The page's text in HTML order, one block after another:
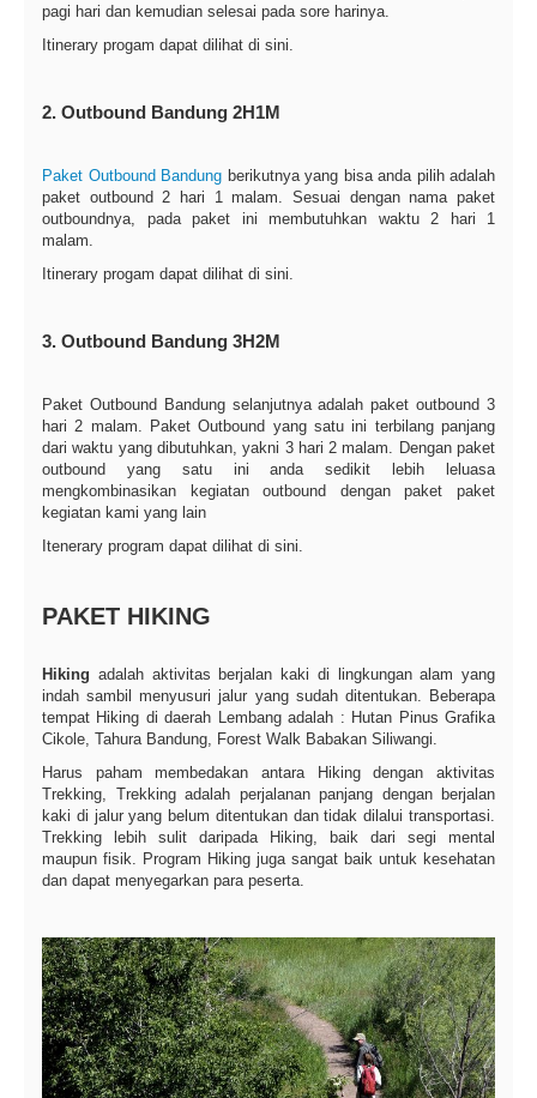
pagi hari dan kemudian selesai pada sore harinya.
Itinerary progam dapat dilihat di sini.
2. Outbound Bandung 2H1M
Paket Outbound Bandung berikutnya yang bisa anda pilih adalah
paket outbound 2 hari 1 malam. Sesuai dengan nama paket
outboundnya, pada paket ini membutuhkan waktu 2 hari 1
malam.
Itinerary progam dapat dilihat di sini.
3. Outbound Bandung 3H2M
Paket Outbound Bandung selanjutnya adalah paket outbound 3
hari 2 malam. Paket Outbound yang satu ini terbilang panjang
dari waktu yang dibutuhkan, yakni 3 hari 2 malam. Dengan paket
outbound yang satu ini anda sedikit lebih leluasa
mengkombinasikan kegiatan outbound dengan paket paket
kegiatan kami yang lain
Itenerary program dapat dilihat di sini.
PAKET HIKING
Hiking adalah aktivitas berjalan kaki di lingkungan alam yang
indah sambil menyusuri jalur yang sudah ditentukan. Beberapa
tempat Hiking di daerah Lembang adalah : Hutan Pinus Grafika
Cikole, Tahura Bandung, Forest Walk Babakan Siliwangi.
Harus paham membedakan antara Hiking dengan aktivitas
Trekking, Trekking adalah perjalanan panjang dengan berjalan
kaki di jalur yang belum ditentukan dan tidak dilalui transportasi.
Trekking lebih sulit daripada Hiking, baik dari segi mental
maupun fisik. Program Hiking juga sangat baik untuk kesehatan
dan dapat menyegarkan para peserta.